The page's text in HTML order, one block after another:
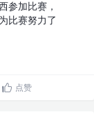
参加比赛，
比赛努力了
点赞